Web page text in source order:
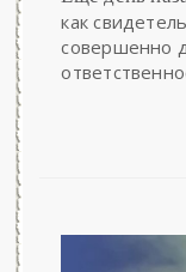
как
совершенно